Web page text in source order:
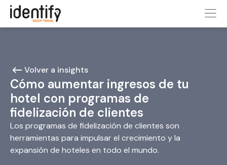
Volver a insights
Cómo aumentar ingresos de tu
hotel con programas de
fidelización de clientes
Los programas de fidelización de clientes son
herramientas para impulsar el crecimiento y la
expansión de hoteles en todo el mundo.